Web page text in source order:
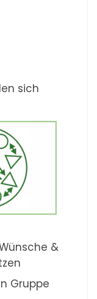
sich
&
Gruppe